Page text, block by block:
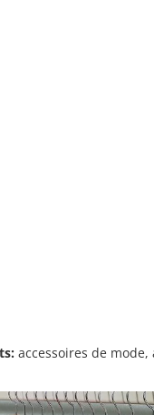
accessoires de